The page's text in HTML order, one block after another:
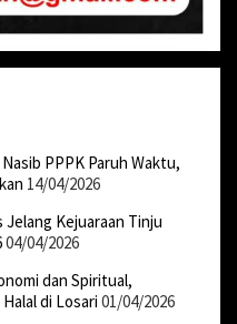
PPPK Paruh Waktu,
14/04/2026
Jelang Kejuaraan Tinju
04/04/2026
dan Spiritual,
di Losari 01/04/2026